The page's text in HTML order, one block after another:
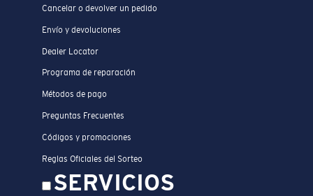
Cancelar o devolver un pedido
Envío y devoluciones
Dealer Locator
Programa de reparación
Métodos de pago
Preguntas Frecuentes
Códigos y promociones
Reglas Oficiales del Sorteo
SERVICIOS